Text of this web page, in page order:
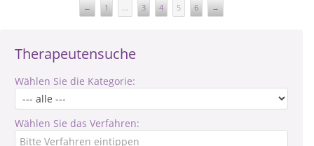
Therapeutensuche
Wählen Sie die Kategorie:
Wählen Sie das Verfahren:
← 1 ... 3 4 5 6 →